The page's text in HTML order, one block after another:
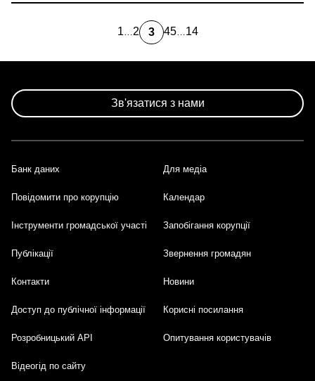
first
1…Page
2
Поточна
3 Page
4Page
5…Остання
14
сторінки
Зв'язатися з нами
Footer
Банк даних Для медіа
Повідомити про корупцію Календар
Інструменти громадської участі Запобігання корупції
Публікації Звернення громадян
Контакти Новини
Доступ до публічної інформації Корисні посилання
Розробницький API Опитування користувачів
Відеогід по сайту